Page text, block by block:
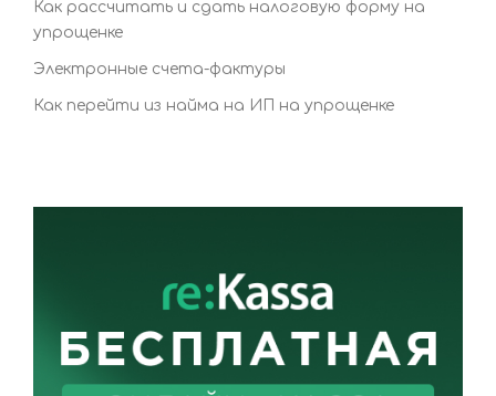
Как рассчитать и сдать налоговую форму на
упрощенке
Электронные счета-фактуры
Как перейти из найма на ИП на упрощенке